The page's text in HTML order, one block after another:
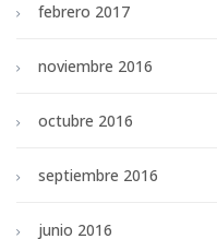
febrero 2017
noviembre 2016
octubre 2016
septiembre 2016
junio 2016